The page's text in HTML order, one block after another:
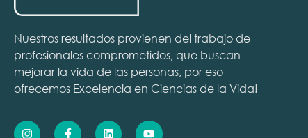
Nuestros resultados provienen del trabajo de
profesionales comprometidos, que buscan
mejorar la vida de las personas, por eso
ofrecemos Excelencia en Ciencias de la Vida!